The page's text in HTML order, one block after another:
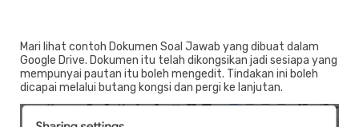
Mari lihat contoh Dokumen Soal Jawab yang dibuat dalam
Google Drive. Dokumen itu telah dikongsikan jadi sesiapa yang
mempunyai pautan itu boleh mengedit. Tindakan ini boleh
dicapai melalui butang kongsi dan pergi ke lanjutan.